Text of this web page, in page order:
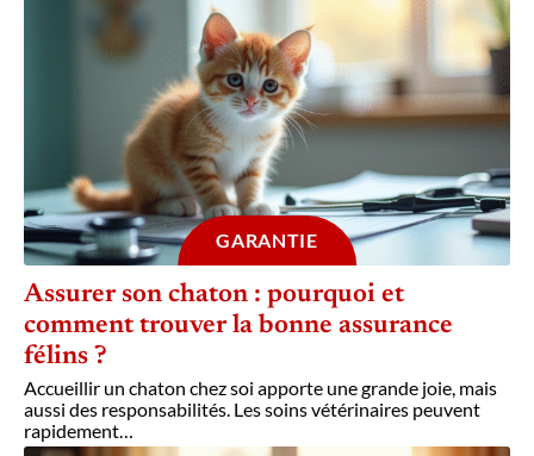
GARANTIE
Assurer son chaton : pourquoi et
comment trouver la bonne assurance
félins ?
Accueillir un chaton chez soi apporte une grande joie, mais
aussi des responsabilités. Les soins vétérinaires peuvent
rapidement